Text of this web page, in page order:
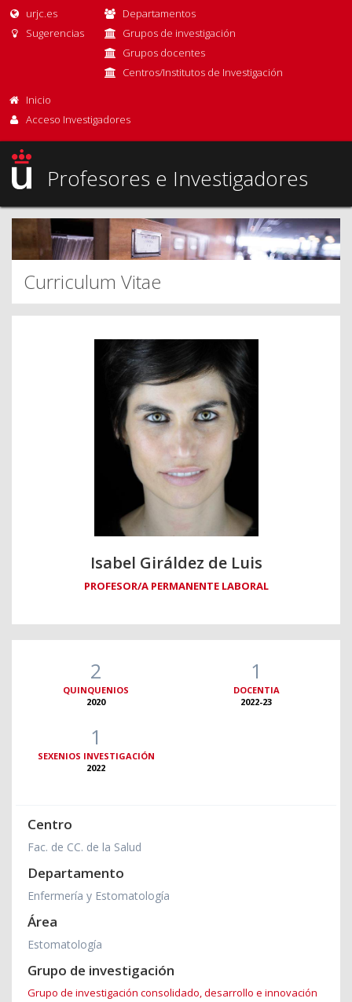
urjc.es
Sugerencias
Departamentos
Grupos de investigación
Grupos docentes
Centros/Institutos de Investigación
Inicio
Acceso Investigadores
Profesores e Investigadores
Curriculum Vitae
Isabel Giráldez de Luis
PROFESOR/A PERMANENTE LABORAL
2
QUINQUENIOS
2020
1
DOCENTIA
2022-23
1
SEXENIOS INVESTIGACIÓN
2022
Centro
Fac. de CC. de la Salud
Departamento
Enfermería y Estomatología
Área
Estomatología
Grupo de investigación
Grupo de investigación consolidado, desarrollo e innovación